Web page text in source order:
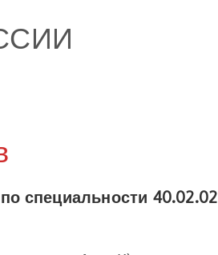
специальности 40.02.02